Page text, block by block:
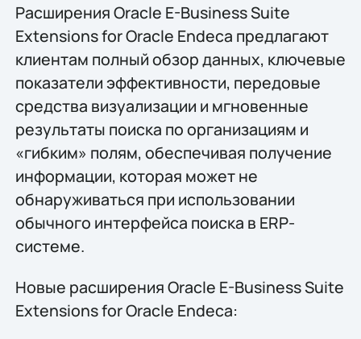
Расширения Oracle E-Business Suite
Extensions for Oracle Endeca предлагают
клиентам полный обзор данных, ключевые
показатели эффективности, передовые
средства визуализации и мгновенные
результаты поиска по организациям и
«гибким» полям, обеспечивая получение
информации, которая может не
обнаруживаться при использовании
обычного интерфейса поиска в ERP-
системе.
Новые расширения Oracle E-Business Suite
Extensions for Oracle Endeca: